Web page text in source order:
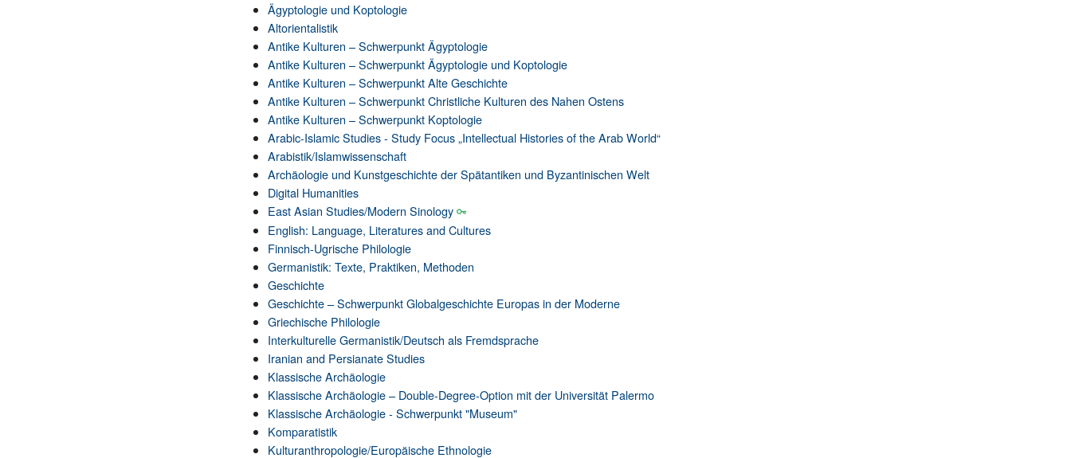
Ägyptologie und Koptologie
Altorientalistik
Antike Kulturen – Schwerpunkt Ägyptologie
Antike Kulturen – Schwerpunkt Ägyptologie und Koptologie
Antike Kulturen – Schwerpunkt Alte Geschichte
Antike Kulturen – Schwerpunkt Christliche Kulturen des Nahen Ostens
Antike Kulturen – Schwerpunkt Koptologie
Arabic-Islamic Studies - Study Focus „Intellectual Histories of the Arab World“
Arabistik/Islamwissenschaft
Archäologie und Kunstgeschichte der Spätantiken und Byzantinischen Welt
Digital Humanities
East Asian Studies/Modern Sinology
English: Language, Literatures and Cultures
Finnisch-Ugrische Philologie
Germanistik: Texte, Praktiken, Methoden
Geschichte
Geschichte – Schwerpunkt Globalgeschichte Europas in der Moderne
Griechische Philologie
Interkulturelle Germanistik/Deutsch als Fremdsprache
Iranian and Persianate Studies
Klassische Archäologie
Klassische Archäologie – Double-Degree-Option mit der Universität Palermo
Klassische Archäologie - Schwerpunkt "Museum"
Komparatistik
Kulturanthropologie/Europäische Ethnologie